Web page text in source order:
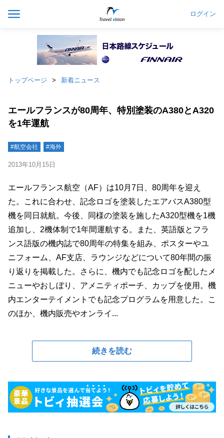
ログイン
トップページ 新着ニュース
エールフランスが80周年、特別塗装のA380とA320
を1年運航
#航空会社 #海外
2013年10月15日
エールフランス航空（AF）は10月7日、80周年を迎え
た。これに合わせ、記念ロゴを塗装したエアバスA380型
機を同日就航。今後、同様の塗装を施したA320型機を1機
追加し、2機体制で1年間運航する。また、英語版とフラ
ンス語版の機内誌で80周年の特集を組み、ポスターやユ
ニフォーム、AF支店、ラウンジなどについて80年間の振
り返りを掲載した。さらに、機内でも記念ロゴを配したメ
ニューやおしぼり、アメニティポーチ、カップを使用。機
内エンターテイメントでも記念プログラムを用意した。こ
のほか、機内販売やオンライ...
続きを読む